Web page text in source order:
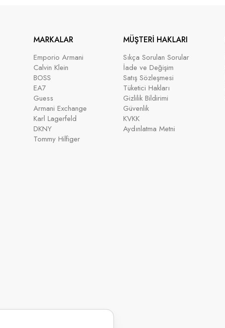
MARKALAR
Emporio Armani
Calvin Klein
BOSS
EA7
Guess
Armani Exchange
Karl Lagerfeld
DKNY
Tommy Hilfiger
MÜŞTERİ HAKLARI
Sıkça Sorulan Sorular
İade ve Değişim
Satış Sözleşmesi
Tüketici Hakları
Gizlilik Bildirimi
Güvenlik
KVKK
Aydınlatma Metni